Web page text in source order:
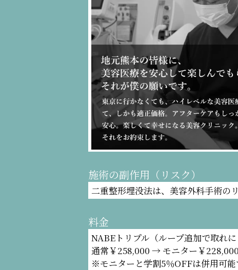
施術の副作用（リスク）
二重整形埋没法は、美容外科手術の
料金
NABEトリプル（ループ追加で取れに
通常￥258,000 → モニター￥228,000
※モニターと学割5％OFFは併用可能